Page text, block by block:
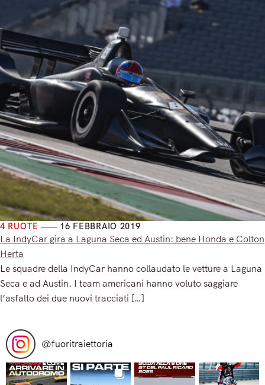
4 RUOTE 16 FEBBRAIO 2019
La IndyCar gira a Laguna Seca ed Austin: bene Honda e Colton
Herta
Le squadre della IndyCar hanno collaudato le vetture a Laguna
Seca e ad Austin. I team americani hanno voluto saggiare
l’asfalto dei due nuovi tracciati […]
@fuoritraiettoria